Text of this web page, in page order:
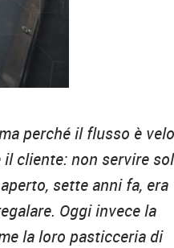
perché il flusso è
cliente: non servire
sette anni fa, era
Oggi invece la
la loro pasticceria di